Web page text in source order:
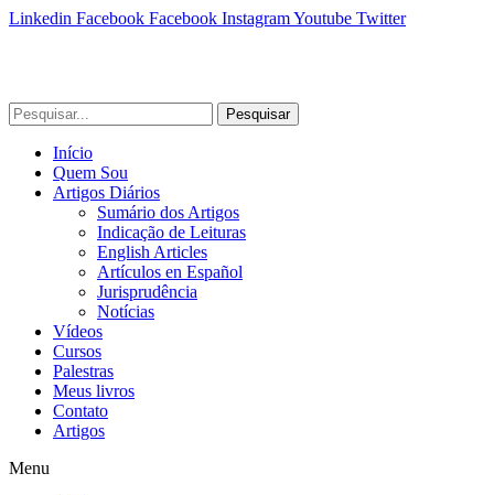
Linkedin Facebook Facebook InstagramYoutube Twitter
Pesquisar
Início
Quem Sou
Artigos Diários
Sumário dos Artigos
Indicação de Leituras
English Articles
Artículos en Español
Jurisprudência
Notícias
Vídeos
Cursos
Palestras
Meus livros
Contato
Artigos
Menu